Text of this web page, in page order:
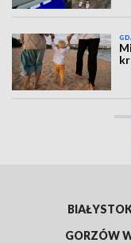
GORZÓW